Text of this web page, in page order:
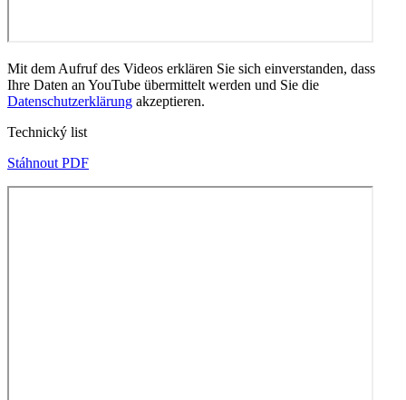
Mit dem Aufruf des Videos erklären Sie sich einverstanden, dass
Ihre Daten an YouTube übermittelt werden und Sie die
Datenschutzerklärung akzeptieren.
Technický list
Stáhnout PDF